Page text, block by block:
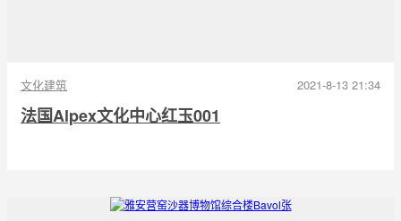
文化建筑 2021-8-13 21:34
法国Alpex文化中心红玉001